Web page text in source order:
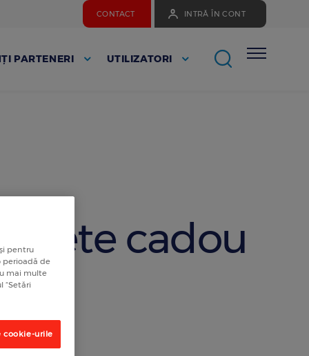
CONTACT INTRĂ ÎN CONT
PARTENERI UTILIZATORI
cadou
pentru
perioadă de
mai multe
“Setări
cookie-urile